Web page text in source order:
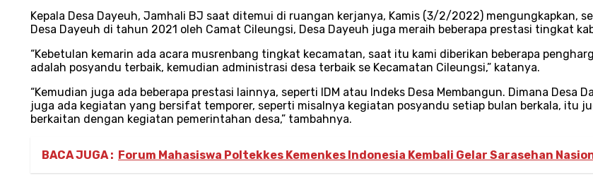
Kepala Desa Dayeuh, Jamhali BJ saat ditemui di ruangan kerjanya, Kamis (3/2/2022) mengungkapkan,
Desa Dayeuh di tahun 2021 oleh Camat Cileungsi, Desa Dayeuh juga meraih beberapa prestasi tingkat
“Kebetulan kemarin ada acara musrenbang tingkat kecamatan, saat itu kami diberikan beberapa
adalah posyandu terbaik, kemudian administrasi desa terbaik se Kecamatan Cileungsi,” katanya.
“Kemudian juga ada beberapa prestasi lainnya, seperti IDM atau Indeks Desa Membangun. Dimana Desa
juga ada kegiatan yang bersifat temporer, seperti misalnya kegiatan posyandu setiap bulan berkala, itu
berkaitan dengan kegiatan pemerintahan desa,” tambahnya.
BACA JUGA : Forum Mahasiswa Poltekkes Kemenkes Indonesia Kembali Gelar Sarasehan